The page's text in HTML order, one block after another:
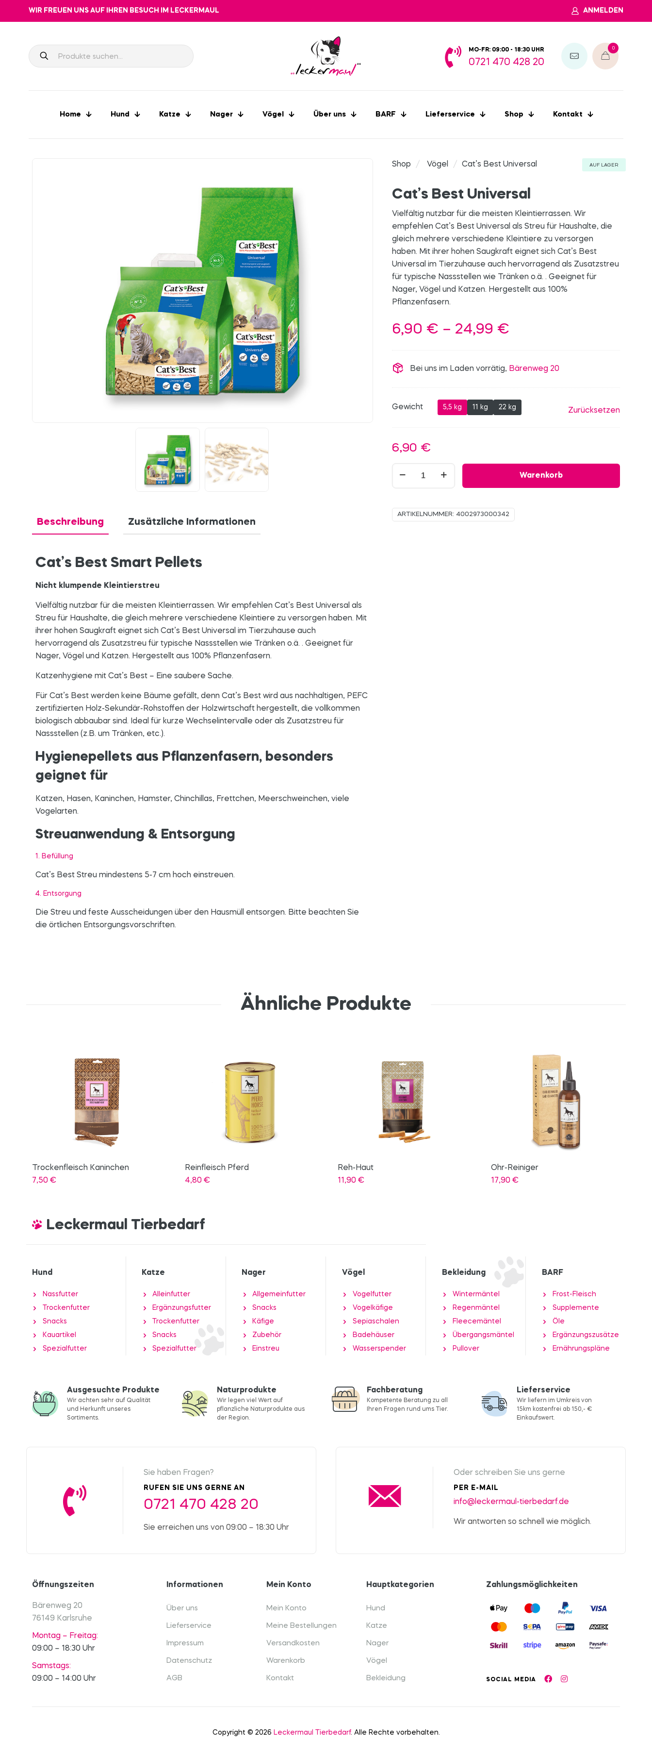
WIR FREUEN UNS AUF IHREN BESUCH IM LECKERMAUL ANMELDEN
MO-FR: 09:00 - 18:30 UHR
0721 470 428 20
0
Home Hund Katze Nager Vögel Über uns BARF Lieferservice Shop Kontakt
Beschreibung Zusätzliche Informationen
Cat’s Best Smart Pellets
Nicht klumpende Kleintierstreu
Vielfältig nutzbar für die meisten Kleintierrassen. Wir empfehlen Cat’s Best Universal als
Streu für Haushalte, die gleich mehrere verschiedene Kleintiere zu versorgen haben. Mit
ihrer hohen Saugkraft eignet sich Cat’s Best Universal im Tierzuhause auch
hervorragend als Zusatzstreu für typische Nassstellen wie Tränken o.ä. . Geeignet für
Nager, Vögel und Katzen. Hergestellt aus 100% Pflanzenfasern.
Katzenhygiene mit Cat’s Best – Eine saubere Sache.
Für Cat’s Best werden keine Bäume gefällt, denn Cat’s Best wird aus nachhaltigen, PEFC
zertifizierten Holz-Sekundär-Rohstoffen der Holzwirtschaft hergestellt, die vollkommen
biologisch abbaubar sind. Ideal für kurze Wechselintervalle oder als Zusatzstreu für
Nassstellen (z.B. um Tränken, etc.).
Hygienepellets aus Pflanzenfasern, besonders
geignet für
Katzen, Hasen, Kaninchen, Hamster, Chinchillas, Frettchen, Meerschweinchen, viele
Vogelarten.
Streuanwendung & Entsorgung
1. Befüllung
Cat’s Best Streu mindestens 5-7 cm hoch einstreuen.
4. Entsorgung
Die Streu und feste Ausscheidungen über den Hausmüll entsorgen. Bitte beachten Sie
die örtlichen Entsorgungsvorschriften.
Shop / Vögel / Cat’s Best Universal AUF LAGER
Cat’s Best Universal
Vielfältig nutzbar für die meisten Kleintierrassen. Wir
empfehlen Cat’s Best Universal als Streu für Haushalte, die
gleich mehrere verschiedene Kleintiere zu versorgen
haben. Mit ihrer hohen Saugkraft eignet sich Cat’s Best
Universal im Tierzuhause auch hervorragend als Zusatzstreu
für typische Nassstellen wie Tränken o.ä. . Geeignet für
Nager, Vögel und Katzen. Hergestellt aus 100%
Pflanzenfasern.
6,90 € – 24,99 €Preisspanne:
bis
Bei uns im Laden vorrätig, Bärenweg 20
Gewicht 5,5 kg 11 kg 22 kg Zurücksetzen
6,90 €
Menge
Warenkorb
ARTIKELNUMMER: 4002973000342
Ähnliche Produkte
Reinfleisch Pferd
4,80€
Reh-Haut
11,90€
Ohr-Reiniger
17,90€
Bürste Kurzhaar Vegan
17,50 €
Leckermaul Tierbedarf
Hund
Nassfutter
Trockenfutter
Snacks
Kauartikel
Spezialfutter
Katze
Alleinfutter
Ergänzungsfutter
Trockenfutter
Snacks
Spezialfutter
Nager
Allgemeinfutter
Snacks
Käfige
Zubehör
Einstreu
Vögel
Vogelfutter
Vogelkäfige
Sepiaschalen
Badehäuser
Wasserspender
Bekleidung
Wintermäntel
Regenmäntel
Fleecemäntel
Übergangsmäntel
Pullover
BARF
Frost-Fleisch
Supplemente
Öle
Ergänzungszusätze
Ernährungspläne
Ausgesuchte Produkte
Wir achten sehr auf Qualität
und Herkunft unseres
Sortiments.
Naturprodukte
Wir legen viel Wert auf
pflanzliche Naturprodukte aus
der Region.
Fachberatung
Kompetente Beratung zu all
Ihren Fragen rund ums Tier.
Lieferservice
Wir liefern im Umkreis von
15km kostenfrei ab 150,- €
Einkaufswert.
Sie haben Fragen?
RUFEN SIE UNS GERNE AN
0721 470 428 20
Sie erreichen uns von 09:00 – 18:30 Uhr
Oder schreiben Sie uns gerne
PER E-MAIL
info@leckermaul-tierbedarf.de
Wir antworten so schnell wie möglich.
Öffnungszeiten
Bärenweg 20
76149 Karlsruhe
Montag – Freitag:
09:00 – 18:30 Uhr
Samstags:
09:00 – 14:00 Uhr
Informationen
Über uns
Lieferservice
Impressum
Datenschutz
AGB
Mein Konto
Mein Konto
Meine Bestellungen
Versandkosten
Warenkorb
Kontakt
Hauptkategorien
Hund
Katze
Nager
Vögel
Bekleidung
Zahlungsmöglichkeiten
SOCIAL MEDIA
Copyright © 2026 Leckermaul Tierbedarf. Alle Rechte vorbehalten.